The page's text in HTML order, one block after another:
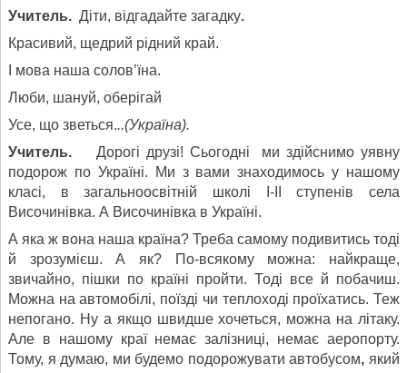
Учитель. Діти, відгадайте загадку.
Красивий, щедрий рідний край.
І мова наша солов’їна.
Люби, шануй, оберігай
Усе, що зветься...(Україна).
Учитель.Дорогі друзі! Сьогодні ми здійснимо уявну
подорож по Україні. Ми з вами знаходимось у нашому
класі, в загальноосвітній школі І-ІІ ступенів села
Височинівка. А Височинівка в Україні.
А яка ж вона наша країна? Треба самому подивитись тоді
й зрозумієш. А як? По-всякому можна: найкраще,
звичайно, пішки по країні пройти. Тоді все й побачиш.
Можна на автомобілі, поїзді чи теплоході проїхатись. Теж
непогано. Ну а якщо швидше хочеться, можна на літаку.
Але в нашому краї немає залізниці, немає аеропорту.
Тому, я думаю, ми будемо подорожувати автобусом, який